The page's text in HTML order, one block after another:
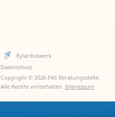
Eylarduswerk
Datenschutz
Copyright © 2026 FAS Beratungsstelle.
Alle Rechte vorbehalten. Impressum